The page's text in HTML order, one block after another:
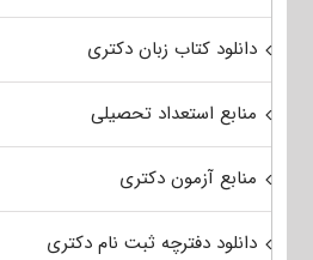
دانلود کتاب زبان دکتری
منابع استعداد تحصیلی
منابع آزمون دکتری
دانلود دفترچه ثبت نام دکتری